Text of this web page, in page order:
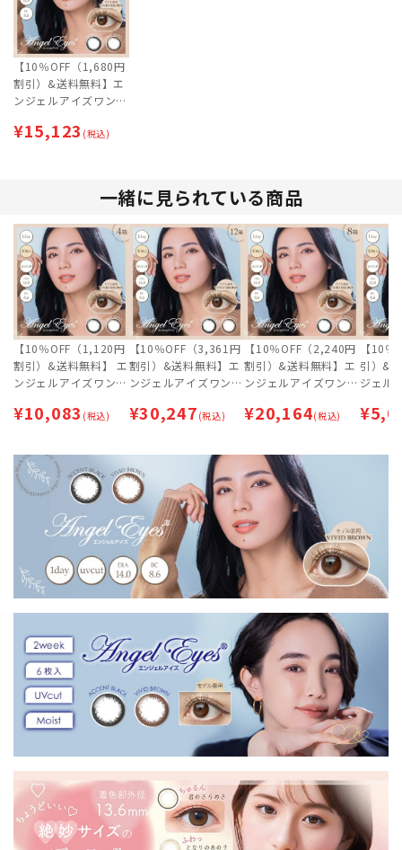
【10％OFF（1,680円
割引）&送料無料】エ
ンジェルアイズワンデ
6箱セット [約3ヶ月
¥15,123 (税込)
一緒に見られている商品
【10％OFF（1,120円
割引）&送料無料】 エ
ンジェルアイズワンデ
4箱セット [約2ヶ月
¥10,083 (税込)
【10％OFF（3,361円
割引）&送料無料】エ
ンジェルアイズワンデ
12箱セット [約6ヶ月
¥30,247 (税込)
【10％OFF（2,240円
割引）&送料無料】エ
ンジェルアイズワンデ
8箱セット [約4ヶ月
¥20,164(税込)
【10
引）&
ジェル
箱セッ
¥